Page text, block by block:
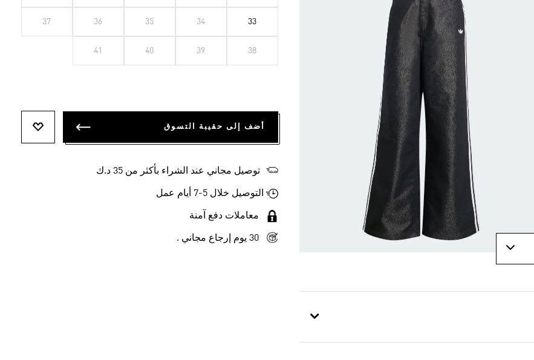
33
34
35
36
37
38
39
40
41
أضف إلى حقيبة التسوق
توصيل مجاني عند الشراء بأكثر من 35 د.ك
التوصيل خلال 5-7 أيام عمل
معاملات دفع آمنة
30 يوم إرجاع مجاني .